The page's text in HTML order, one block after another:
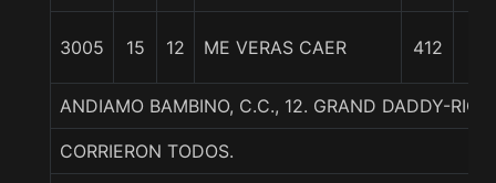
3005 15 12 ME VERAS CAER 412
ANDIAMO BAMBINO, C.C., 12. GRAND DADDY-
CORRIERON TODOS.